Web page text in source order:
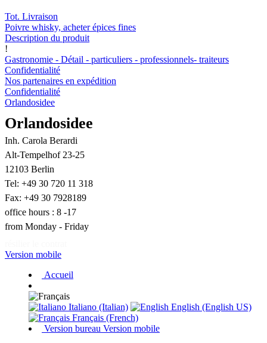
Tot. Livraison
Poivre whisky, acheter épices fines
Description du produit
!
Gastronomie - Détail - particuliers - professionnels- traiteurs
Confidentialité
Nos partenaires en expédition
Confidentialité
Orlandosidee
Orlandosidee
Inh. Carola Berardi
Alt-Tempelhof 23-25
12103 Berlin
Tel: +49 30 720 11 318
Fax: +49 30 7928189
office hours : 8 -17
from Monday - Friday
Version mobile
Accueil
Italiano (Italian)
English (English US)
Français (French)
Version bureau Version mobile